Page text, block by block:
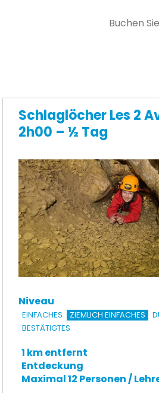
Buchen
Schlaglöcher Les 2
2h00 – ½ Tag
Niveau
EINFACHES ZIEMLICH EINFACHES
BESTÄTIGTES
1 km entfernt
Entdeckung
Maximal 12 Personen /